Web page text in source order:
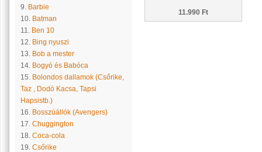
9. Barbie
10. Batman
11. Ben 10
12. Bing nyuszi
13. Bob a mester
14. Bogyó és Babóca
15. Bolondos dallamok (Csőrike,
Taz , Dodó Kacsa, Tapsi
Hapsistb.)
16. Bosszúállók (Avengers)
17. Chuggington
18. Coca-cola
19. Csőrike
11.990 Ft